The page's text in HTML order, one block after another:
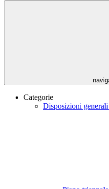
Categorie
Disposizioni generali